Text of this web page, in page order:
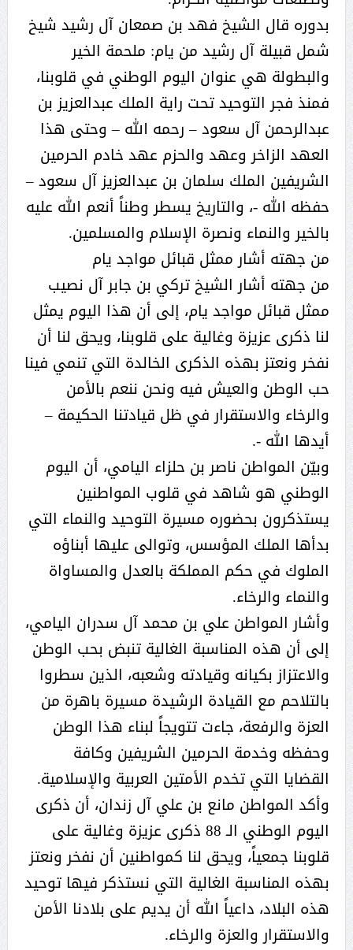
بدوره قال الشيخ فهد بن صمعان آل رشيد شيخ
شمل قبيلة آل رشيد من يام: ملحمة الخير
والبطولة هي عنوان اليوم الوطني في قلوبنا،
فمنذ فجر التوحيد تحت راية الملك عبدالعزيز بن
عبدالرحمن آل سعود – رحمه الله – وحتى هذا
العهد الزاخر وعهد والحزم عهد خادم الحرمين
الشريفين الملك سلمان بن عبدالعزيز آل سعود –
حفظه الله -، والتاريخ يسطر وطناً أنعم الله عليه
بالخير والنماء ونصرة الإسلام والمسلمين.
من جهته أشار ممثل قبائل مواجد يام
من جهته أشار الشيخ تركي بن جابر آل نصيب
ممثل قبائل مواجد يام، إلى أن هذا اليوم يمثل
لنا ذكرى عزيزة وغالية على قلوبنا، ويحق لنا أن
نفخر ونعتز بهذه الذكرى الخالدة التي تنمي فينا
حب الوطن والعيش فيه ونحن ننعم بالأمن
والرخاء والاستقرار في ظل قيادتنا الحكيمة –
أيدها الله -.
وبيّن المواطن ناصر بن حلزاء اليامي، أن اليوم
الوطني هو شاهد في قلوب المواطنين
يستذكرون بحضوره مسيرة التوحيد والنماء التي
بدأها الملك المؤسس، وتوالى عليها أبناؤه
الملوك في حكم المملكة بالعدل والمساواة
والنماء والرخاء.
وأشار المواطن علي بن محمد آل سدران اليامي،
إلى أن هذه المناسبة الغالية تنبض بحب الوطن
والاعتزاز بكيانه وقيادته وشعبه، الذين سطروا
بالتلاحم مع القيادة الرشيدة مسيرة باهرة من
العزة والرفعة، جاءت تتويجاً لبناء هذا الوطن
وحفظه وخدمة الحرمين الشريفين وكافة
القضايا التي تخدم الأمتين العربية والإسلامية.
وأكد المواطن مانع بن علي آل زندان، أن ذكرى
اليوم الوطني الـ 88 ذكرى عزيزة وغالية على
قلوبنا جمعياً، ويحق لنا كمواطنين أن نفخر ونعتز
بهذه المناسبة الغالية التي نستذكر فيها توحيد
هذه البلاد، داعياً الله أن يديم على بلادنا الأمن
والاستقرار والعزة والرخاء.